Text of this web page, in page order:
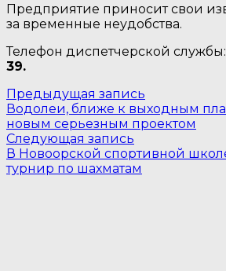
Предприятие приносит свои
за временные неудобства.
Телефон диспетчерской службы:
39.
Навигация
по
записям
Предыдущая запись
запись:
Водолеи, ближе к выходным
новым серьезным проектом
Следующая запись
запись:
В Новоорской спортивной
турнир по шахматам